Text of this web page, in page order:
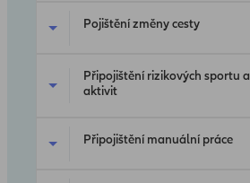
Pojištění změny cesty
Připojištění rizikových sportu a
aktivit
Připojištění manuální práce